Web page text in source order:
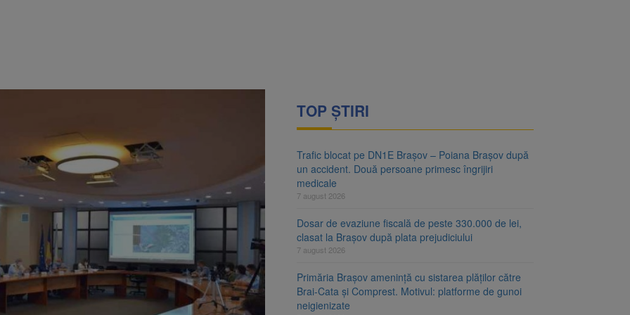
TOP ȘTIRI
Trafic blocat pe DN1E Brașov – Poiana Brașov după
un accident. Două persoane primesc îngrijiri
medicale
7 august 2026
Dosar de evaziune fiscală de peste 330.000 de lei,
clasat la Brașov după plata prejudiciului
7 august 2026
Primăria Brașov amenință cu sistarea plăților către
Brai-Cata și Comprest. Motivul: platforme de gunoi
neigienizate